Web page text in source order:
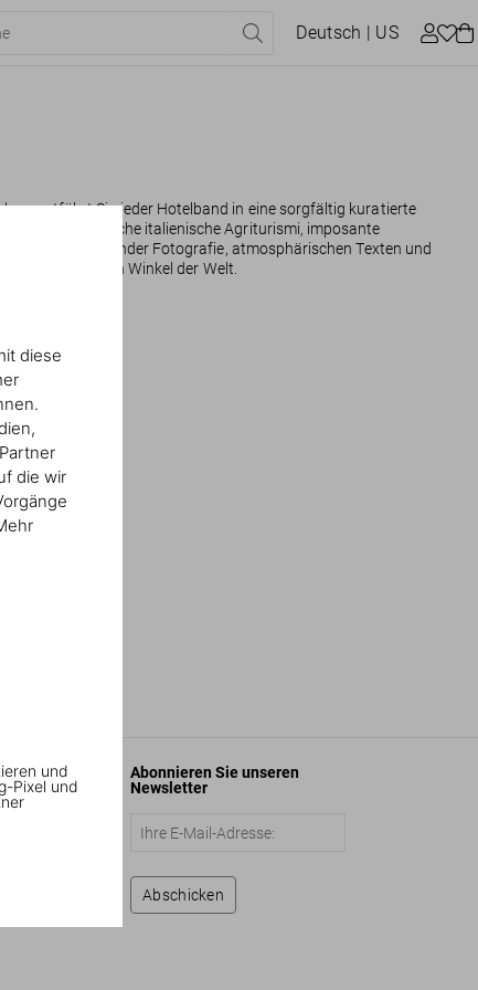
diese
die wir
und
Pixel und
Deutsch | US
entführt Sie jeder Hotelband in eine sorgfältig kuratierte
romantische italienische Agriturismi, imposante
atemberaubender Fotografie, atmosphärischen Texten und
in die schönsten Winkel der Welt.
Abonnieren Sie unseren
Newsletter
Abschicken